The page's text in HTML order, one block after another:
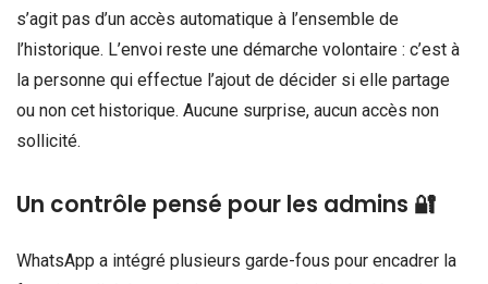
s’agit pas d’un accès automatique à l’ensemble de
l’historique. L’envoi reste une démarche volontaire : c’est à
la personne qui effectue l’ajout de décider si elle partage
ou non cet historique. Aucune surprise, aucun accès non
sollicité.
Un contrôle pensé pour les admins 🔐
WhatsApp a intégré plusieurs garde-fous pour encadrer la